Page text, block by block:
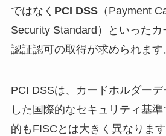
ではなく PCI DSS（Payment
Security Standard）といったカ
認証認可の取得が求められます
PCI DSSは、カードホルダー
した国際的なセキュリティ基準
的もFISCとは大きく異なりま